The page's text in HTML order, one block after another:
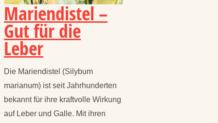
Mariendistel –
Gut für die
Leber
Die Mariendistel (Silybum
marianum) ist seit Jahrhunderten
bekannt für ihre kraftvolle Wirkung
auf Leber und Galle. Mit ihren